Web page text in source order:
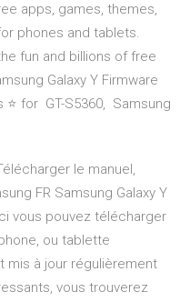
apps, games, themes,
phones and tablets.
fun and billions of free
Galaxy Y Firmware
for ️ GT-S5360, ️ Samsung
le manuel,
FR Samsung Galaxy Y
vous pouvez télécharger
ou tablette
mis à jour régulièrement
vous trouverez